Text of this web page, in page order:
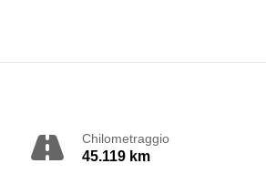
Chilometraggio
45.119 km